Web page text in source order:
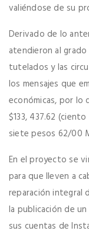
valiéndose de su
Derivado de lo
atendieron al
tutelados y las
los mensajes que
económicas, por lo
$133, 437.62
siete pesos 62/00
En el proyecto se
para que lleven a
reparación integral
la publicación de
sus cuentas de